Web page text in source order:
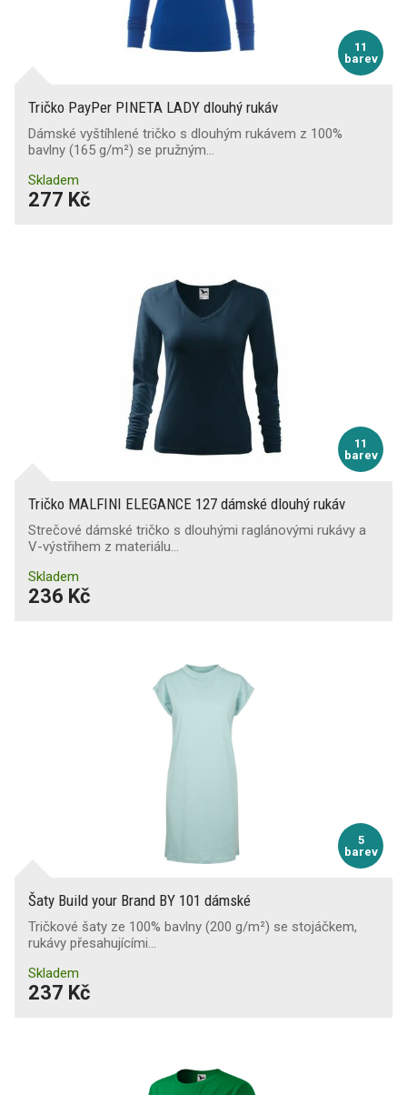
11
barev
Tričko PayPer PINETA LADY dlouhý rukáv
Dámské vyštíhlené tričko s dlouhým rukávem z 100%
bavlny (165 g/m²) se pružným…
Skladem
277 Kč
11
barev
Tričko MALFINI ELEGANCE 127 dámské dlouhý rukáv
Strečové dámské tričko s dlouhými raglánovými rukávy a
V-výstřihem z materiálu…
Skladem
236 Kč
5
barev
Šaty Build your Brand BY 101 dámské
Tričkové šaty ze 100% bavlny (200 g/m²) se stojáčkem,
rukávy přesahujícími…
Skladem
237 Kč